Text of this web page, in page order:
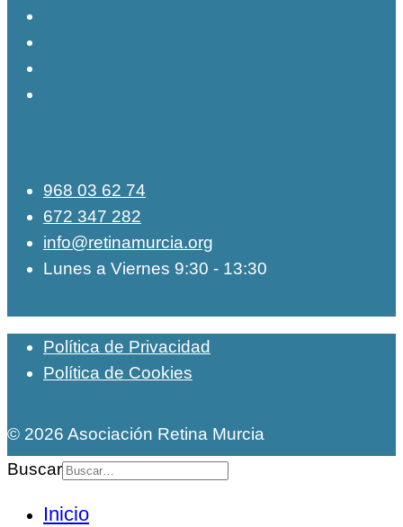
968 03 62 74
672 347 282
info@retinamurcia.org
Lunes a Viernes 9:30 - 13:30
Política de Privacidad
Política de Cookies
© 2026 Asociación Retina Murcia
Buscar
Inicio